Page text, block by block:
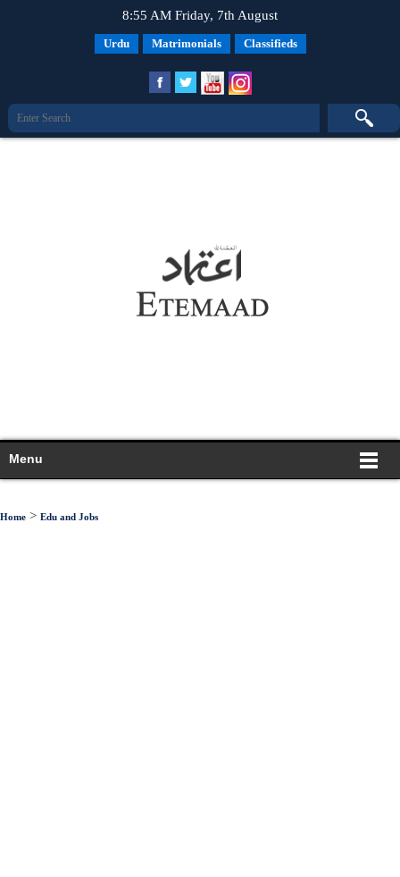
8:55 AM Friday, 7th August
Urdu Matrimonials Classifieds
Menu
Home > Edu and Jobs